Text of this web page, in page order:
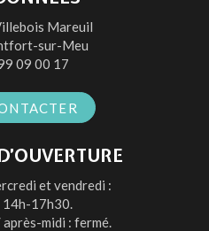
compte
Instagram
chaîne
Youtube
Mareuil
sur-Meu
09 00 17
et vendredi :
17h30.
midi : fermé.